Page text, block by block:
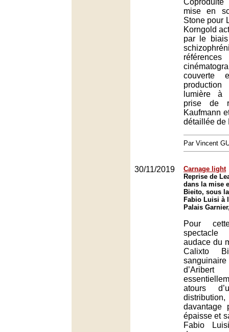
mise en
Stone pour
Korngold
par le biais
références
couverte
lumière à
prise de
Kaufmann
détaillée de
Par Vincent
30/11/2019
Carnage light
Reprise de
dans la mise
Bieito, sous
Fabio Luisi à
Palais
Pour
spectacle
audace du
Calixto
atours
davantage
épaisse et
Fabio